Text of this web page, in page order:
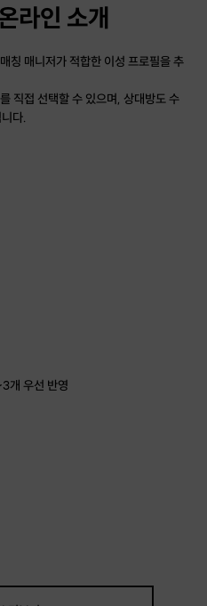
라인 소개
칭 매니저가 적합한 이성 프로필을 추
직접 선택할 수 있으며, 상대방도 수
다.
개 우선 반영